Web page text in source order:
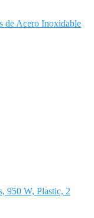
de Acero Inoxidable
950 W, Plastic, 2